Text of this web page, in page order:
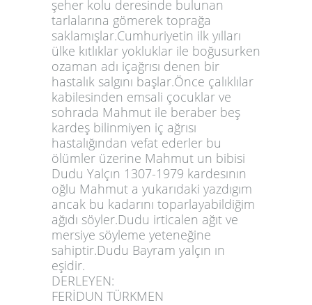
şeher kolu deresinde bulunan
tarlalarına gömerek toprağa
saklamışlar.Cumhuriyetin ilk yılları
ülke kıtlıklar yokluklar ile boğusurken
ozaman adı içağrısı denen bir
hastalık salgını başlar.Önce çalıklılar
kabilesinden emsali çocuklar ve
sohrada Mahmut ile beraber beş
kardeş bilinmiyen iç ağrısı
hastalığından vefat ederler bu
ölümler üzerine Mahmut un bibisi
Dudu Yalçın 1307-1979 kardesının
oğlu Mahmut a yukarıdaki yazdıgım
ancak bu kadarını toparlayabildiğim
ağıdı söyler.Dudu irticalen ağıt ve
mersiye söyleme yeteneğine
sahiptir.Dudu Bayram yalçın ın
eşidir.
DERLEYEN:
FERİDUN TÜRKMEN